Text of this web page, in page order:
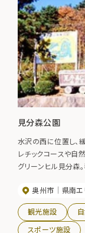
見分森公園
水沢の西に位置し、
レチックコースや自
グリーンヒル見分森
候型プールもあり様
は水沢市が一望でき
田大船渡線水沢駅通
へ
奥州市 県南エ
観光施設
スポーツ施設